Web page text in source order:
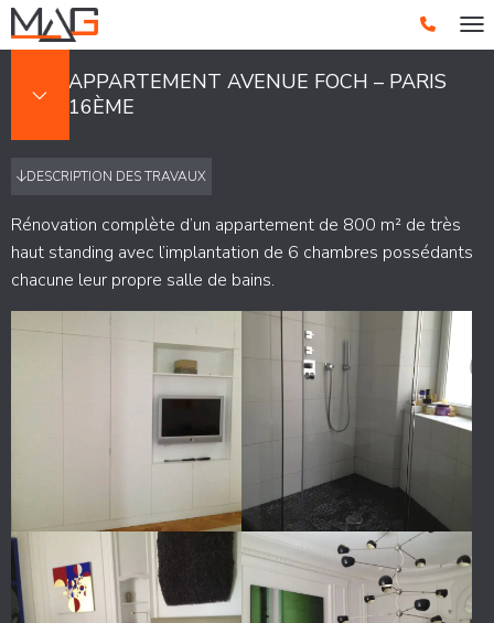
APPARTEMENT AVENUE FOCH – PARIS
16ÈME
DESCRIPTION DES TRAVAUX
Rénovation complète d’un appartement de 800 m² de très
haut standing avec l’implantation de 6 chambres possédants
chacune leur propre salle de bains.